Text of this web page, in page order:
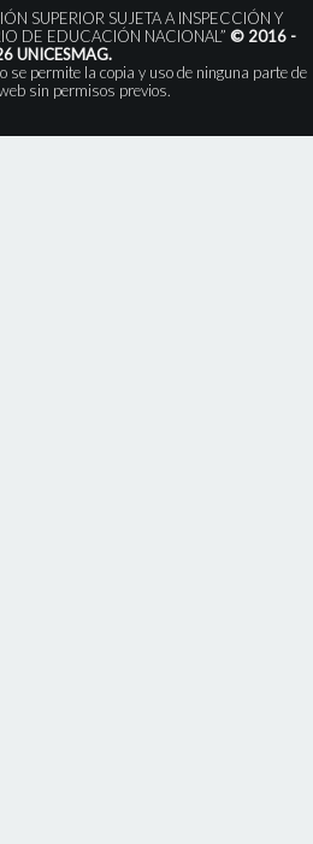
SUPERIOR SUJETA A INSPECCIÓN Y
DE EDUCACIÓN NACIONAL” © 2016 -
UNICESMAG.
se permite la copia y uso de ninguna parte de
sin permisos previos.